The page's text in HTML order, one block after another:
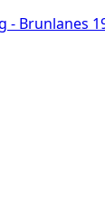
- Brunlanes